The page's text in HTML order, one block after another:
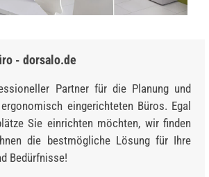
- dorsalo.de
Partner für die Planung und
eingerichteten Büros. Egal
Sie einrichten möchten, wir finden
die bestmögliche Lösung für Ihre
Bedürfnisse!